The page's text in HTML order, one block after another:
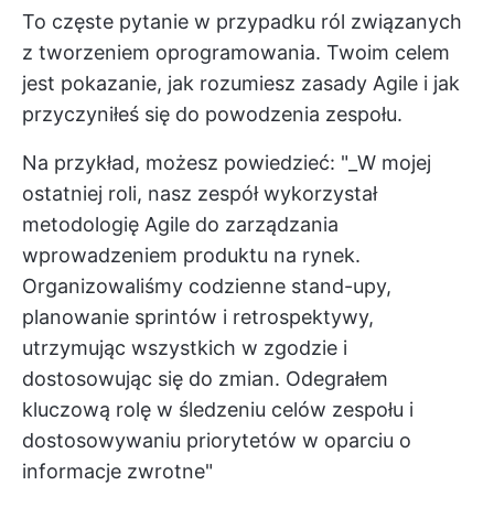
To częste pytanie w przypadku ról związanych
z tworzeniem oprogramowania. Twoim celem
jest pokazanie, jak rozumiesz zasady Agile i jak
przyczyniłeś się do powodzenia zespołu.
Na przykład, możesz powiedzieć: "_W mojej
ostatniej roli, nasz zespół wykorzystał
metodologię Agile do zarządzania
wprowadzeniem produktu na rynek.
Organizowaliśmy codzienne stand-upy,
planowanie sprintów i retrospektywy,
utrzymując wszystkich w zgodzie i
dostosowując się do zmian. Odegrałem
kluczową rolę w śledzeniu celów zespołu i
dostosowywaniu priorytetów w oparciu o
informacje zwrotne"